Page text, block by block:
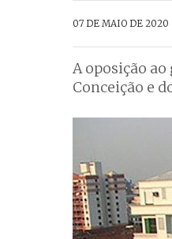
07 DE MAIO DE 2020
A oposição
Conceição e